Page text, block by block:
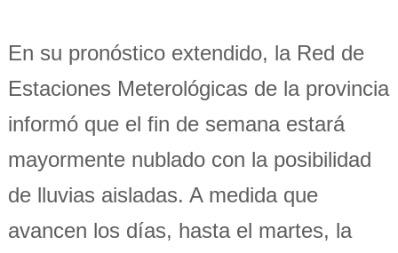
En su pronóstico extendido, la Red de
Estaciones Meterológicas de la provincia
informó que el fin de semana estará
mayormente nublado con la posibilidad
de lluvias aisladas. A medida que
avancen los días, hasta el martes, la